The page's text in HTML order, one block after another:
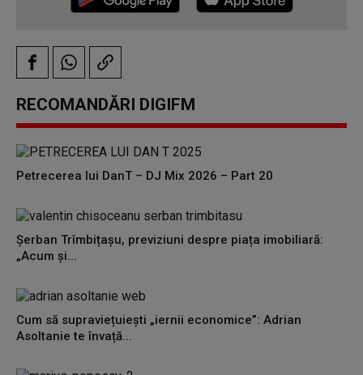
RECOMANDĂRI DIGIFM
Petrecerea lui DanT – DJ Mix 2026 – Part 20
Șerban Trîmbițașu, previziuni despre piața imobiliară:
„Acum și...
Cum să supraviețuiești „iernii economice”: Adrian
Asoltanie te învață...